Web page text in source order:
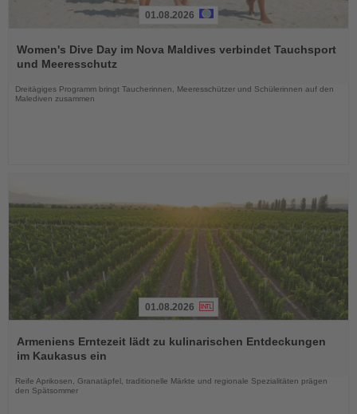
Sie
die
01.08.2026
Women's Dive Day im Nova Maldives verbindet Tauchsport
und Meeresschutz
Dreitägiges Programm bringt Taucherinnen, Meeresschützer und Schülerinnen auf den
Malediven zusammen
Sie
die
01.08.2026
Armeniens Erntezeit lädt zu kulinarischen Entdeckungen
im Kaukasus ein
Reife Aprikosen, Granatäpfel, traditionelle Märkte und regionale Spezialitäten prägen
den Spätsommer